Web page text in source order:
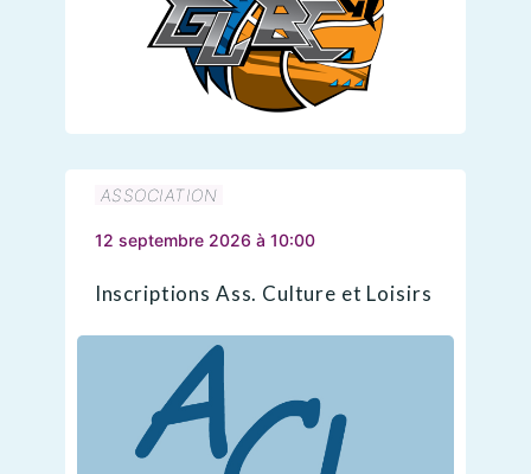
ASSOCIATION
12 septembre 2026 à 10:00
Inscriptions Ass. Culture et Loisirs